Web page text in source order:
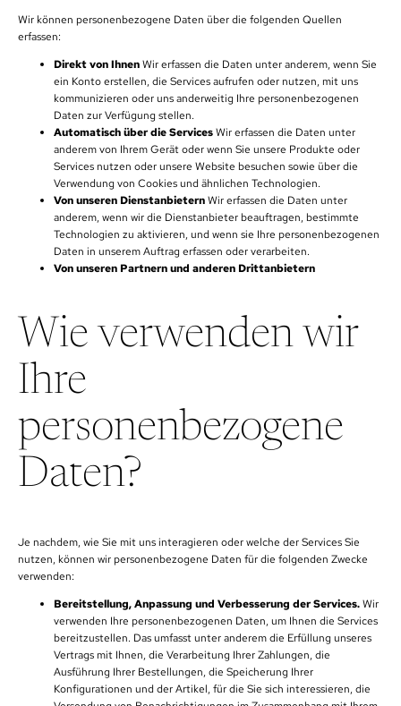
Wir können personenbezogene Daten über die folgenden Quellen
erfassen:
Direkt von IhnenWir erfassen die Daten unter anderem, wenn Sie
ein Konto erstellen, die Services aufrufen oder nutzen, mit uns
kommunizieren oder uns anderweitig Ihre personenbezogenen
Daten zur Verfügung stellen.
Automatisch über die ServicesWir erfassen die Daten unter
anderem von Ihrem Gerät oder wenn Sie unsere Produkte oder
Services nutzen oder unsere Website besuchen sowie über die
Verwendung von Cookies und ähnlichen Technologien.
Von unseren DienstanbieternWir erfassen die Daten unter
anderem, wenn wir die Dienstanbieter beauftragen, bestimmte
Technologien zu aktivieren, und wenn sie Ihre personenbezogenen
Daten in unserem Auftrag erfassen oder verarbeiten.
Von unseren Partnern und anderen Drittanbietern
Wie verwenden wir
Ihre
personenbezogene
Daten?
Je nachdem, wie Sie mit uns interagieren oder welche der Services Sie
nutzen, können wir personenbezogene Daten für die folgenden Zwecke
verwenden:
Bereitstellung, Anpassung und Verbesserung der Services.Wir
verwenden Ihre personenbezogenen Daten, um Ihnen die Services
bereitzustellen. Das umfasst unter anderem die Erfüllung unseres
Vertrags mit Ihnen, die Verarbeitung Ihrer Zahlungen, die
Ausführung Ihrer Bestellungen, die Speicherung Ihrer
Konfigurationen und der Artikel, für die Sie sich interessieren, die